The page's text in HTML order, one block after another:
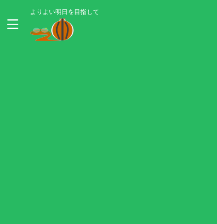
よりよい明日を目指して